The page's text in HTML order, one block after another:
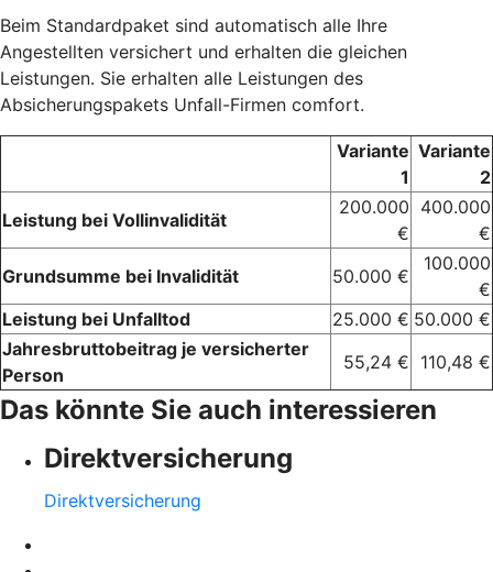
Beim Standardpaket sind automatisch alle Ihre
Angestellten versichert und erhalten die gleichen
Leistungen. Sie erhalten alle Leistungen des
Absicherungspakets Unfall-Firmen comfort.
Variante
1
Variante
2
Leistung bei Vollinvalidität
200.000
€
400.000
€
Grundsumme bei Invalidität
50.000 €
100.000
€
Leistung bei Unfalltod
25.000 € 50.000 €
Jahresbruttobeitrag je versicherter
Person
55,24 € 110,48 €
Das könnte Sie auch interessieren
Direktversicherung
Direktversicherung